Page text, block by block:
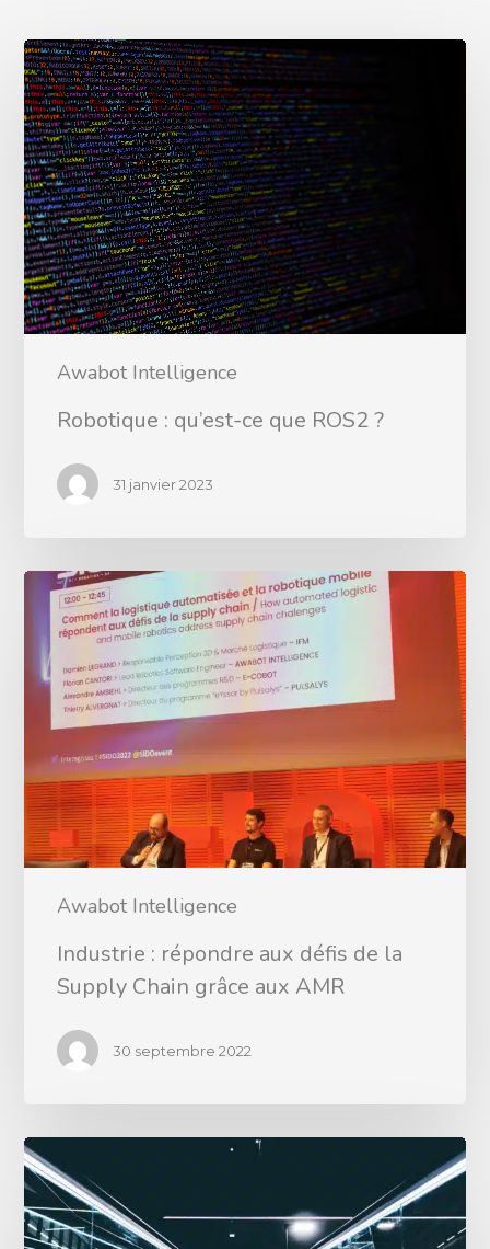
Awabot Intelligence
Robotique : qu’est-ce que ROS2 ?
31 janvier 2023
Awabot Intelligence
Industrie : répondre aux défis de la
Supply Chain grâce aux AMR
30 septembre 2022